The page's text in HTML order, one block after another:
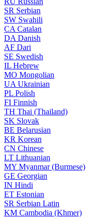
SR Serbian
SW Swahili
CA Catalan
DA Danish
AF Dari
SE Swedish
IL Hebrew
MO Mongolian
UA Ukrainian
PL Polish
FI Finnish
TH Thai (Thailand)
SK Slovak
BE Belarusian
KR Korean
CN Chinese
LT Lithuanian
MY Myanmar (Burmese)
GE Georgian
IN Hindi
ET Estonian
SR Serbian Latin
KM Cambodia (Khmer)